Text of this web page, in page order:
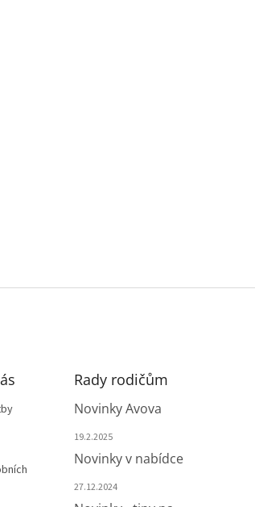
Rady rodičům
Novinky Avova
19.2.2025
Novinky v nabídce
27.12.2024